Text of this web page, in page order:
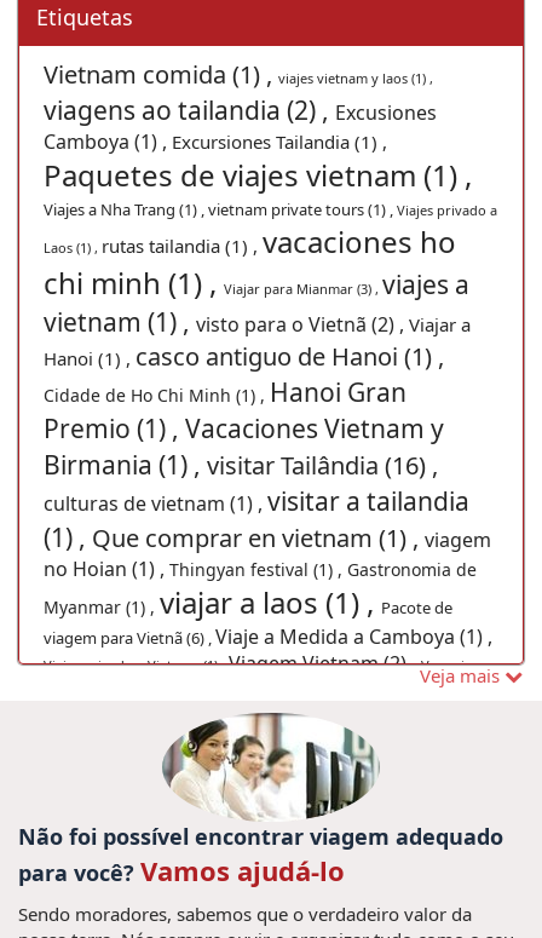
Etiquetas
Vietnam comida (1) , viajes vietnam y laos (1) ,
viagens ao tailandia (2) , Excusiones
Camboya (1) , Excursiones Tailandia (1) ,
Paquetes de viajes vietnam (1) ,
Viajes a Nha Trang (1) ,vietnam private tours (1) , Viajes privado a
Laos (1) , rutas tailandia (1) , vacaciones ho
chi minh (1) , Viajar para Mianmar (3) , viajes a
vietnam (1) , visto para o Vietnã (2) , Viajar a
Hanoi (1) , casco antiguo de Hanoi (1) ,
Cidade de Ho Chi Minh (1) , Hanoi Gran
Premio (1) , Vacaciones Vietnam y
Birmania (1) , visitar Tailândia (16) ,
culturas de vietnam (1) , visitar a tailandia
(1) , Que comprar en vietnam (1) , viagem
no Hoian (1) , Thingyan festival (1) , Gastronomia de
Myanmar (1) , viajar a laos (1) , Pacote de
viagem para Vietnã (6) ,Viaje a Medida a Camboya (1) ,
Viajes privado a Vietnam (1) ,Viagem Vietnam (2) ,Vangvieng
capital de vietnam (1) ,
Cruzeiros em Halong Bay (1) , Trajes tradicionais
tailandia (1) ,Descubrir Hanoi Vietnam (1) ,
pesquera vietnamita (1) ,La playa Mui
Ne (1) ,Viajes a Myanmar y Vietnam (1) ,Viajar para
Danang (1) ,viagem vietna (7) ,
Viagens Vietname (4) ,cultura de hanoi (1) ,
Veja mais
Não foi possível encontrar viagem adequado
para você? Vamos ajudá-lo
Sendo moradores, sabemos que o verdadeiro valor da